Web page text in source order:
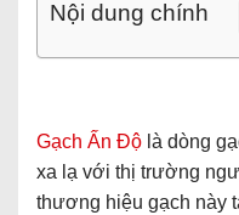
Nội dung chính
Gạch Ấn Độ là dòng
xa lạ với thị trường
thương hiệu gạch này